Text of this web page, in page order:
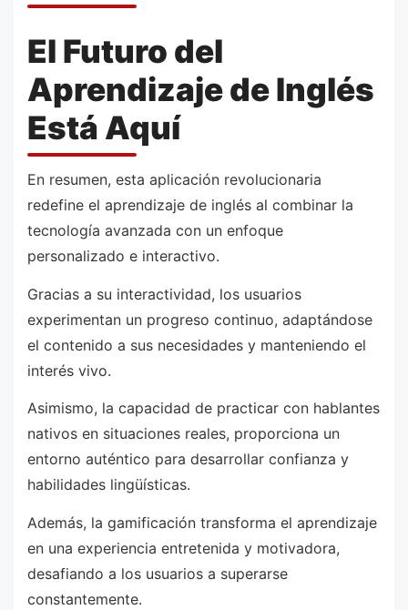
El Futuro del
Aprendizaje de Inglés
Está Aquí
En resumen, esta aplicación revolucionaria
redefine el aprendizaje de inglés al combinar la
tecnología avanzada con un enfoque
personalizado e interactivo.
Gracias a su interactividad, los usuarios
experimentan un progreso continuo, adaptándose
el contenido a sus necesidades y manteniendo el
interés vivo.
Asimismo, la capacidad de practicar con hablantes
nativos en situaciones reales, proporciona un
entorno auténtico para desarrollar confianza y
habilidades lingüísticas.
Además, la gamificación transforma el aprendizaje
en una experiencia entretenida y motivadora,
desafiando a los usuarios a superarse
constantemente.